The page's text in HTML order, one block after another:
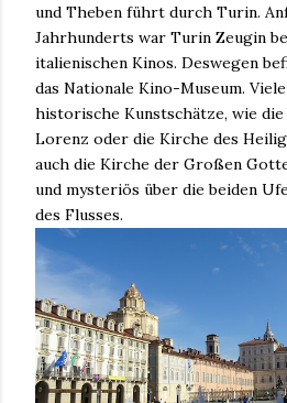
und Theben führt durch Turin.
Jahrhunderts war Turin Zeugin
italienischen Kinos. Deswegen
das Nationale Kino-Museum.
historische Kunstschätze, wie
Lorenz oder die Kirche des
auch die Kirche der Großen
und mysteriös über die beiden
des Flusses.